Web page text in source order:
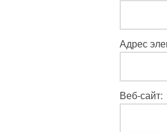
Адрес
Веб-сайт: